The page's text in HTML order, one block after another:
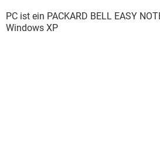
PC ist ein PACKARD BELL EASY
Windows XP